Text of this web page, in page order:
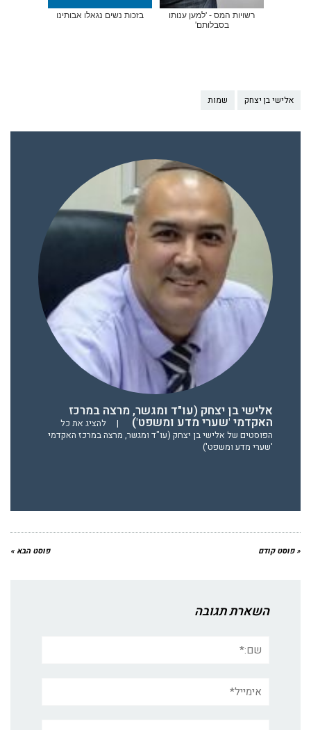
רשויות המס - 'למען ענותו
בסבלותם'
בזכות נשים נגאלו אבותינו
אלישי בן יצחק שמות
אלישי בן יצחק (עו"ד ומגשר, מרצה במרכז
האקדמי 'שערי מדע ומשפט') |
להציג את כל
הפוסטים של אלישי בן יצחק (עו"ד ומגשר, מרצה במרכז האקדמי
'שערי מדע ומשפט')
« פוסט קודם פוסט הבא »
השארת תגובה